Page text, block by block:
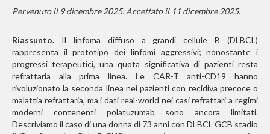
Pervenuto il 9 dicembre 2025. Accettato il 11 dicembre 2025.
Riassunto. Il linfoma diffuso a grandi cellule B (DLBCL)
rappresenta il prototipo dei linfomi aggressivi; nonostante i
progressi terapeutici, una quota significativa di pazienti resta
refrattaria alla prima linea. Le CAR-T anti-CD19 hanno
rivoluzionato la seconda linea nei pazienti con recidiva precoce o
malattia refrattaria, ma i dati real-world nei casi refrattari a regimi
moderni contenenti polatuzumab sono ancora limitati.
Descriviamo il caso di una donna di 73 anni con DLBCL GCB stadio